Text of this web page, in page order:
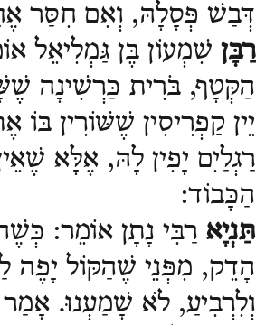
דְּבַשׁ פְּסָלָהּ, וְאִם חִסַּר
רַבָּן שִׁמְעוֹן בֶּן גַּמְלִיאֵל
הַקְּטָף, בֹּרִית כַּרְשִׁינָה
יֵין קַפְרִיסִין שֶׁשּׁוֹרִין
רַגְלַיִם יָפִין לָהּ, אֶלָּא
הַכָּבוֹד:
תַּנְיָא רַבִּי נָתָן אוֹמֵר:
הָדֵק, מִפְּנֵי שֶׁהַקּוֹל יָפֶה
וְלִרְבִיעַ, לֹא שָׁמַעְנוּ. אָמַר